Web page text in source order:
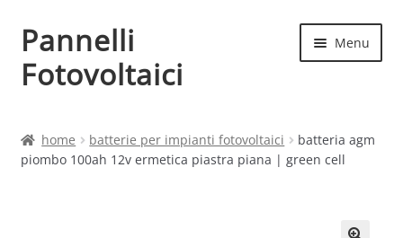
Vai
alla
navigazione
Vai
al
contenuto
Pannelli
Fotovoltaici
Menu
Cart
home batterie per impianti fotovoltaici
batteria agm
piombo 100ah 12v ermetica piastra piana | green cell